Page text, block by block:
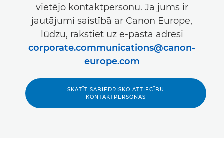
vietējo kontaktpersonu. Ja jums ir
jautājumi saistībā ar Canon Europe,
lūdzu, rakstiet uz e-pasta adresi
corporate.communications@canon-
europe.com
SKATĪT SABIEDRISKO ATTIECĪBU
KONTAKTPERSONAS